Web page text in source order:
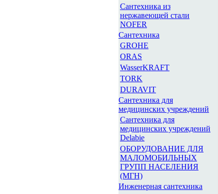
Сантехника из
нержавеющей стали
NOFER
Сантехника
GROHE
ORAS
WasserKRAFT
TORK
DURAVIT
Сантехника для
медицинских учреждений
Сантехника для
медицинских учреждений
Delabie
ОБОРУДОВАНИЕ ДЛЯ
МАЛОМОБИЛЬНЫХ
ГРУПП НАСЕЛЕНИЯ
(МГН)
Инженерная сантехника